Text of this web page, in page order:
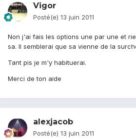
Vigor
Posté(e) 13 juin 2011
Non j'ai fais les options une par une et
sa. Il semblerai que sa vienne de la
Tant pis je m'y habituerai.
Merci de ton aide
alexjacob
Posté(e) 13 juin 2011